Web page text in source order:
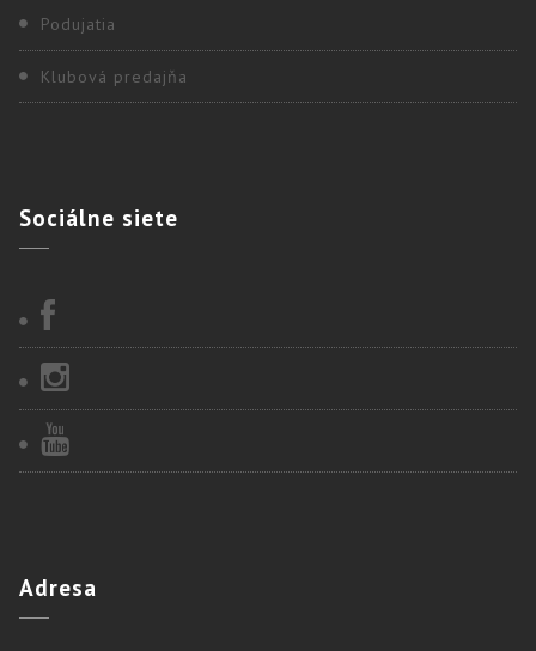
Podujatia
Klubová predajňa
Sociálne siete
Adresa